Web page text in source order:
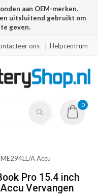
aan OEM-merken.
uitsluitend gebruikt om
geven.
ons Helpcentrum
0
A Accu
Pro 15.4 inch
Vervangen